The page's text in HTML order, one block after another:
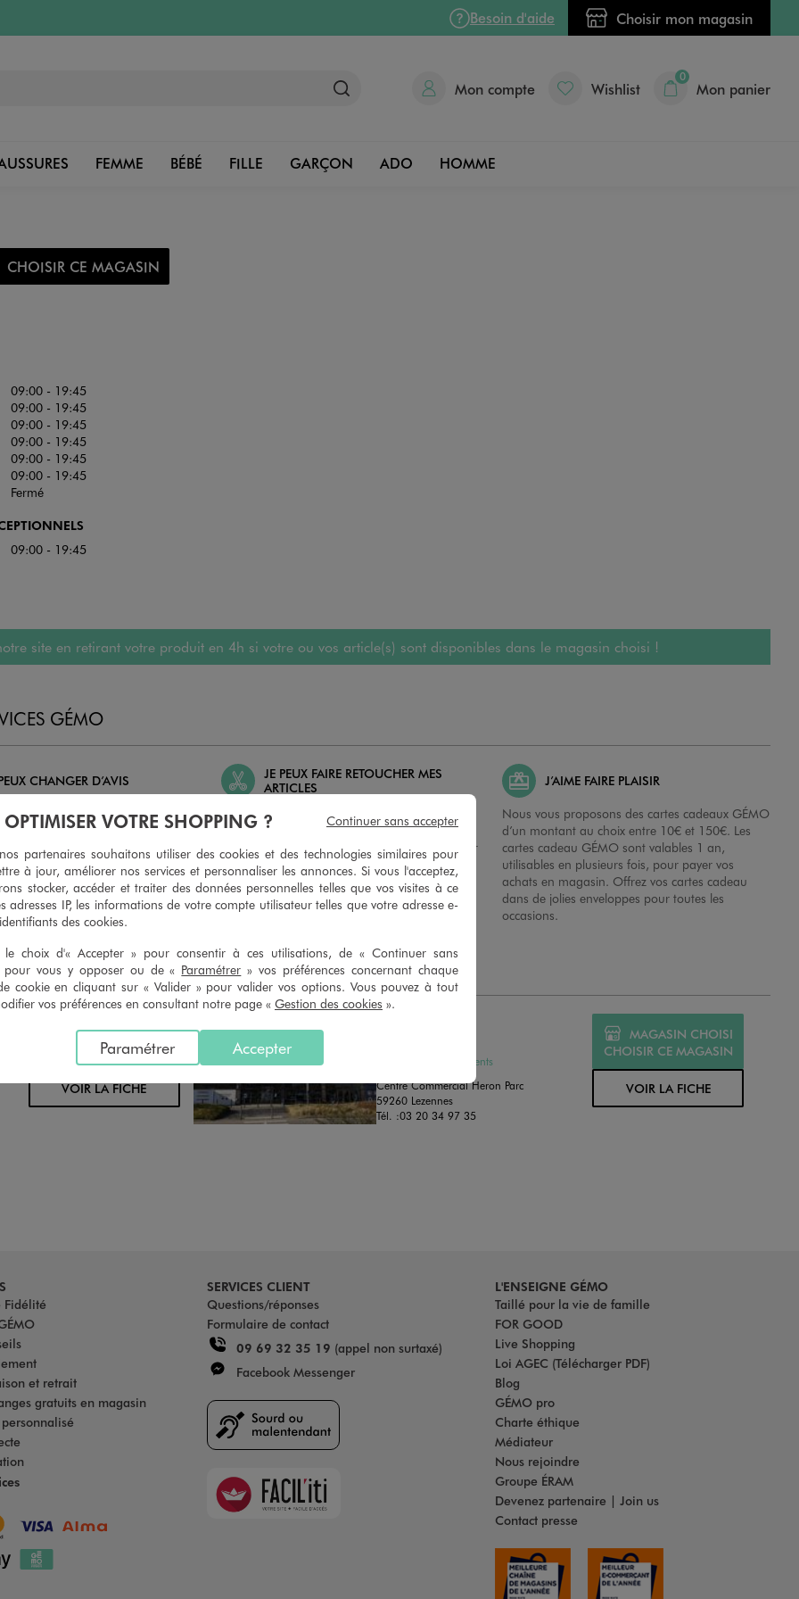
Besoin d'aide Choisir mon magasin
Mon compte Wishlist
0
Mon panier
FEMME BÉBÉ FILLE GARÇON ADO HOMME
CHOISIR CE MAGASIN
09:00 - 19:45
09:00 - 19:45
09:00 - 19:45
09:00 - 19:45
09:00 - 19:45
09:00 - 19:45
Fermé
09:00 - 19:45
site en retirant votre produit en 4h si votre ou vos article(s) sont disponibles dans le magasin choisi !
GÉMO
CHANGER D’AVIS
et vous proposons un avoir
pour tout article non
sous 30 jours, sur simple
du ticket de caisse, dans tous les
JE PEUX FAIRE RETOUCHER MES
ARTICLES
Ourlets, ceintures… vous avez la possibilité de
faire retoucher vos articles textiles dans nos
magasins. Les tarifs sont à votre disposition sur
simple demande. Voir conditions en magasins.
J’AIME FAIRE PLAISIR
Nous vous proposons des cartes cadeaux GÉMO
d’un montant au choix entre 10€ et 150€. Les
cartes cadeau GÉMO sont valables 1 an,
utilisables en plusieurs fois, pour payer vos
achats en magasin. Offrez vos cartes cadeau
dans de jolies enveloppes pour toutes les
occasions.
MAGASIN CHOISI
CHOISIR CE MAGASIN
VOIR LA FICHE
Chaussures et Vêtements
Centre Commercial Heron Parc
59260 Lezennes
Tél. :03 20 34 97 35
MAGASIN CHOISI
CHOISIR CE MAGASIN
VOIR LA FICHE
Fidélité
et retrait
gratuits en magasin
SERVICES CLIENT
Questions/réponses
Formulaire de contact
09 69 32 35 19 (appel non surtaxé)
Facebook Messenger
Faciliti
L'ENSEIGNE GÉMO
Taillé pour la vie de famille
FOR GOOD
Live Shopping
Loi AGEC (Télécharger PDF)
Blog
GÉMO pro
Charte éthique
Médiateur
Nous rejoindre
Groupe ÉRAM
Devenez partenaire | Join us
Contact presse
OPTIMISER VOTRE SHOPPING ?
partenaires souhaitons utiliser des cookies et des technologies similaires pour
à jour, améliorer nos services et personnaliser les annonces. Si vous l'acceptez,
stocker, accéder et traiter des données personnelles telles que vos visites à ce
adresses IP, les informations de votre compte utilisateur telles que votre adresse e-
des cookies.
le choix d'« Accepter » pour consentir à ces utilisations, de « Continuer sans
pour vous y opposer ou de « Paramétrer » vos préférences concernant chaque
cookie en cliquant sur « Valider » pour valider vos options. Vous pouvez à tout
vos préférences en consultant notre page « Gestion des cookies ».
Accepter
Paramétrer
Continuer sans accepter